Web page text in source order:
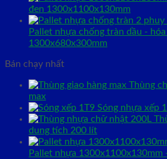
đen 1300x1100x130mm
Pallet nhựa chống tràn dầu -
1300x680x300mm
Bán chạy nhất
Thùng
max
Sóng nhựa xếp
dung tích 200 lít
Pallet nhựa 1300x1100x130mm